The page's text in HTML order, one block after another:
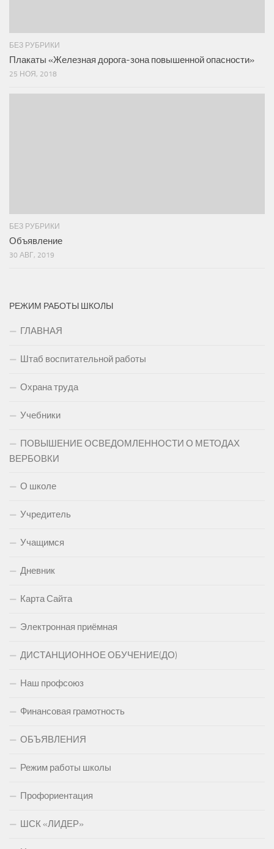
БЕЗ РУБРИКИ
Плакаты «Железная дорога-зона повышенной опасности»
25 НОЯ, 2018
БЕЗ РУБРИКИ
Объявление
30 АВГ, 2019
РЕЖИМ РАБОТЫ ШКОЛЫ
ГЛАВНАЯ
Штаб воспитательной работы
Охрана труда
Учебники
ПОВЫШЕНИЕ ОСВЕДОМЛЕННОСТИ О МЕТОДАХ
ВЕРБОВКИ
О школе
Учредитель
Учащимся
Дневник
Карта Сайта
Электронная приёмная
ДИСТАНЦИОННОЕ ОБУЧЕНИЕ(ДО)
Наш профсоюз
Финансовая грамотность
ОБЪЯВЛЕНИЯ
Режим работы школы
Профориентация
ШСК «ЛИДЕР»